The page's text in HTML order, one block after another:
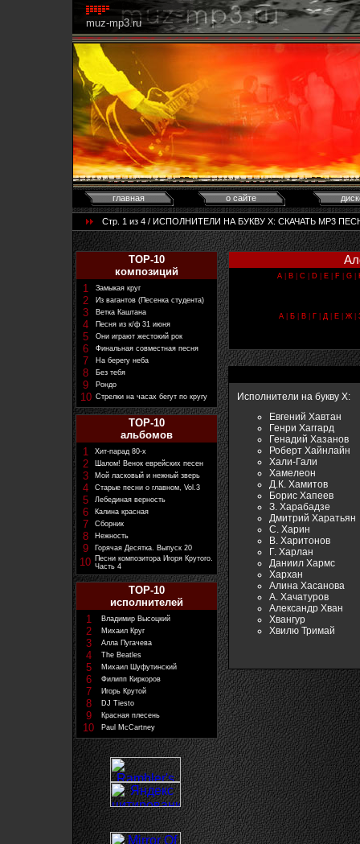
muz-mp3.ru
главная о сайте
Стр. 1 из 4 / ИСПОЛНИТЕЛИ НА БУКВУ Х: CКАЧАТЬ MP3
TOP-10
композиций
1
Замыкая круг
2 Из вагантов (Песенка студента)
3 Ветка Каштана
4 Песня из к/ф 31 июня
5 Они играют жестокий рок
6 Финальная совместная песня
7 На берегу неба
8 Без тебя
9 Рондо
10 Стрелки на часах бегут по кругу
TOP-10
альбомов
1
Хит-парад 80-х
2 Шалом! Венок еврейских песен
3 Мой ласковый и нежный зверь
4 Старые песни о главном, Vol.3
5 Лебединая верность
6 Калина красная
7 Сборник
8 Нежность
9 Горячая Десятка. Выпуск 20
10 Песни композитора Игоря Крутого.
Часть 4
TOP-10
исполнителей
1
Владимир Высоцкий
2 Михаил Круг
3 Алла Пугачева
4 The Beatles
5 Михаил Шуфутинский
6 Филипп Киркоров
7 Игорь Крутой
8 DJ Tiesto
9 Красная плесень
10 Paul McCartney
A B C D E F G
А| Б| В| Г| Д| Е| Ж|
Исполнители на букву Х:
Евгений Хавтан
Генри Хаггард
Генадий Хазанов
Роберт Хайнлайн
Хали-Гали
Хамелеон
Д.К. Хамитов
Борис Хапеев
З. Харабадзе
Дмитрий Харатьян
С. Харин
В. Харитонов
Г. Харлан
Даниил Хармс
Хархан
Алина Хасанова
А. Хачатуров
Александр Хван
Хвангур
Хвилю Тримай